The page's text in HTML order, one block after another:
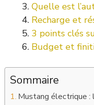
Quelle est
Recharge et
3 points clés
Budget et
Sommaire
Mustang électrique :